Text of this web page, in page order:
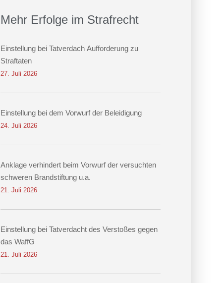
Mehr Erfolge im Strafrecht
Einstellung bei Tatverdach Aufforderung zu
Straftaten
27. Juli 2026
Einstellung bei dem Vorwurf der Beleidigung
24. Juli 2026
Anklage verhindert beim Vorwurf der versuchten
schweren Brandstiftung u.a.
21. Juli 2026
Einstellung bei Tatverdacht des Verstoßes gegen
das WaffG
21. Juli 2026